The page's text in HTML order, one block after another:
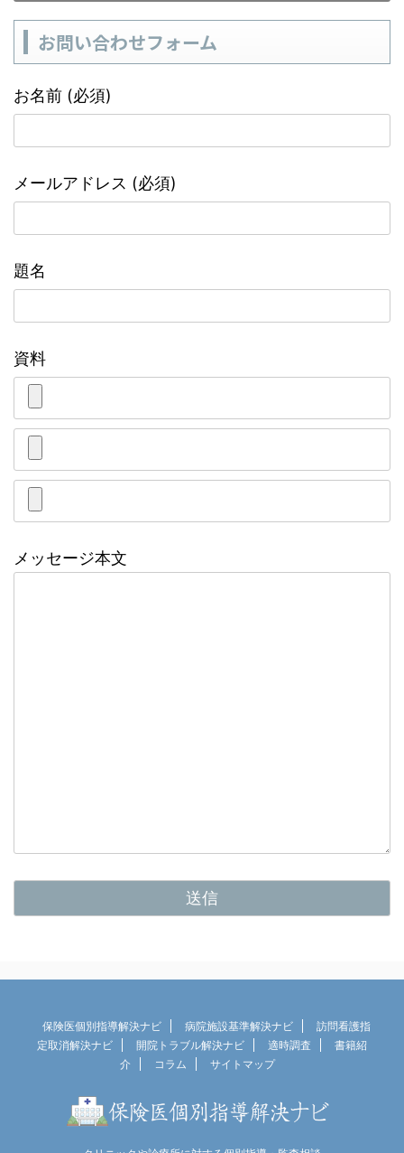
お問い合わせフォーム
お名前 (必須)
メールアドレス (必須)
題名
資料
メッセージ本文
保険医個別指導解決ナビ 病院施設基準解決ナビ
訪問看護指
定取消解決ナビ
開院トラブル解決ナビ 適時調査
書籍紹
介
コラム サイトマップ